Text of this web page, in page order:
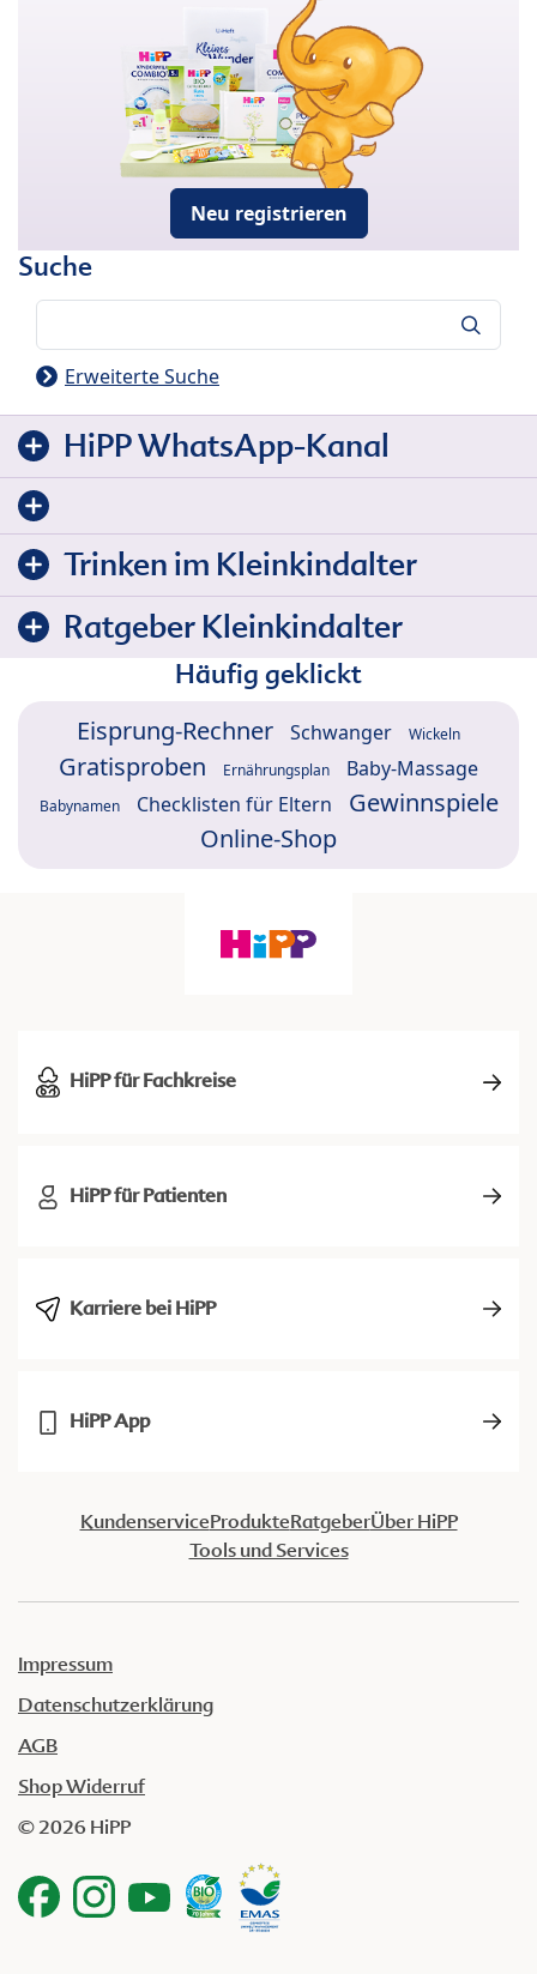
Neu registrieren
Suche
Erweiterte Suche
HiPP WhatsApp-Kanal
Trinken im Kleinkindalter
Ratgeber Kleinkindalter
Häufig geklickt
Eisprung-Rechner Schwanger Wickeln
Gratisproben Ernährungsplan Baby-Massage
Babynamen Checklisten für Eltern
Gewinnspiele
Online-Shop
HiPP für Fachkreise
HiPP für Patienten
Karriere bei HiPP
HiPP App
KundenserviceProdukteRatgeberÜber HiPP
Tools und Services
Impressum
Datenschutzerklärung
AGB
Shop Widerruf
© 2026 HiPP